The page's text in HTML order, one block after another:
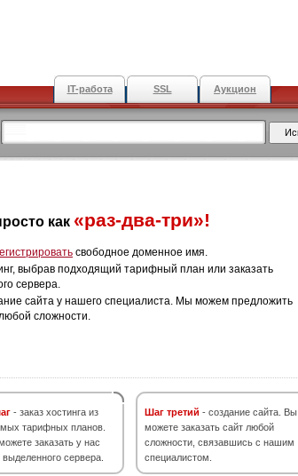
IT-работа SSL Аукцион
как «раз-два-три»!
свободное доменное имя.
выбрав подходящий тарифный план или заказать
сервера.
сайта у нашего специалиста. Мы можем предложить
сложности.
- заказ хостинга из
тарифных планов.
заказать у нас
выделенного сервера.
Шаг третий - создание сайта. Вы
можете заказать сайт любой
сложности, связавшись с нашим
специалистом.